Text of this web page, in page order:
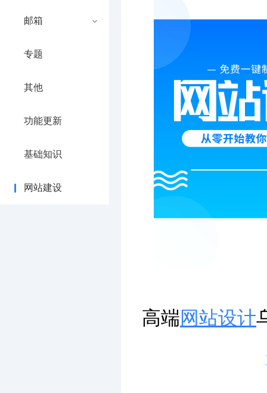
邮箱
专题
其他
功能更新
基础知识
网站建设
高端网站设计